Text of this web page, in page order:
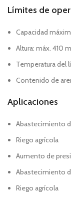
Límites de
Capacidad
Altura: máx. 410 m
Temperatura del
Contenido de
Aplicaciones
Abastecimiento
Riego agrícola
Aumento de
Abastecimiento
Riego agrícola